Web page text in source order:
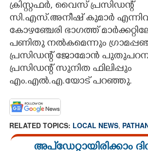
ക്രിസ്റ്റഫർ, വൈസ് പ്രസിഡന്റ്
സി.എസ്.അനീഷ് കുമാർ
കോഴഞ്ചേരി ഭാഗത്ത്
പണിതു നൽകമെന്നും
പ്രസിഡന്റ് ജോമോൻ
പ്രസിഡന്റ് സുനിത ഫിലിപ്പും
എം.എൽ.എ.യോട് പറഞ്ഞു.
RELATED TOPICS: LOCAL NEWS,
അപ്ഡേറ്റായിരിക്കാം